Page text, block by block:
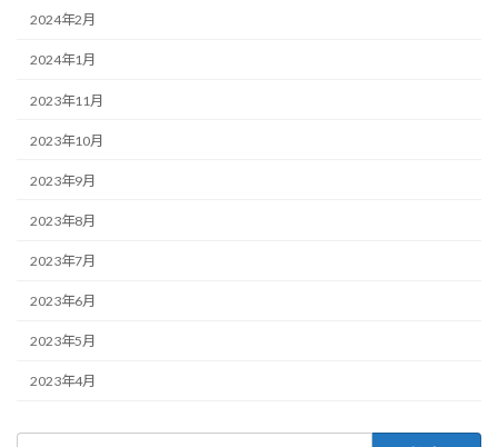
2024年2月
2024年1月
2023年11月
2023年10月
2023年9月
2023年8月
2023年7月
2023年6月
2023年5月
2023年4月